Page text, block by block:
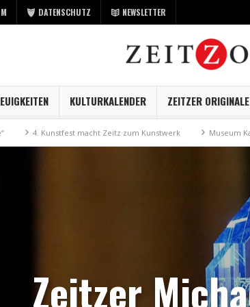
DATENSCHUTZ NEWSLETTER
KULTURKALENDER ZEITZER ORIGINALE
macht Zeitz zum Kunstwerk Museum Kayna geht digital
Zeitzer